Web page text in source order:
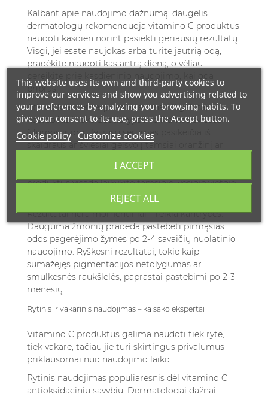
Kalbant apie naudojimo dažnumą, daugelis
dermatologų rekomenduoja vitamino C produktus
naudoti kasdien norint pasiekti geriausių rezultatų.
Visgi, jei esate naujokas arba turite jautrią odą,
pradėkite naudoti kas antrą dieną, o vėliau
pripras.
Atkreipkite dėmesį, kad vitaminas C gali tapti
nestabilus ir oksiduotis, ypač veikiamas šviesos,
šilumos ir oro. Jei jūsų serumas pasikeičia iš
skaidraus ar šviesiai gelsvo į tamsiai oranžinį ar
tampa mažiau efektyvus. Todėl vitamino C
produktus visada laikykite tamsioje, vėsioje vietoje,
Rezultatai nėra momentiniai – reikia kantrybės.
Dauguma žmonių pradeda pastebėti pirmąsias
odos pagerėjimo žymes po 2-4 savaičių nuolatinio
naudojimo. Ryškesni rezultatai, tokie kaip
sumažėjęs pigmentacijos netolygumas ar
smulkesnės raukšlelės, paprastai pastebimi po 2-3
mėnesių.
Rytinis ir vakarinis naudojimas – ką sako ekspertai
Vitamino C produktus galima naudoti tiek ryte,
tiek vakare, tačiau jie turi skirtingus privalumus
priklausomai nuo naudojimo laiko.
Rytinis naudojimas populiaresnis dėl vitamino C
antioksidacinių savybių. Dermatologai dažnai
This website uses its own and third-party cookies to
improve our services and show you advertising related to
your preferences by analyzing your browsing habits. To
give your consent to its use, press the Accept button.
Cookie policy Customize cookies
REJECT ALL
I ACCEPT